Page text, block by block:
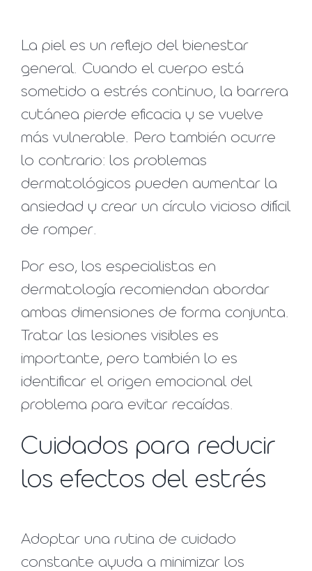
La piel es un reflejo del bienestar
general. Cuando el cuerpo está
sometido a estrés continuo, la barrera
cutánea pierde eficacia y se vuelve
más vulnerable. Pero también ocurre
lo contrario: los problemas
dermatológicos pueden aumentar la
ansiedad y crear un círculo vicioso difícil
de romper.
Por eso, los especialistas en
dermatología recomiendan abordar
ambas dimensiones de forma conjunta.
Tratar las lesiones visibles es
importante, pero también lo es
identificar el origen emocional del
problema para evitar recaídas.
Cuidados para reducir
los efectos del estrés
Adoptar una rutina de cuidado
constante ayuda a minimizar los